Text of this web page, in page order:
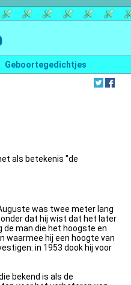
Geboortegedichtjes
als betekenis "de
was twee meter lang
dat hij wist dat het later
man die het hoogste en
waarmee hij een hoogte van
in 1953 dook hij voor
bekend is als de